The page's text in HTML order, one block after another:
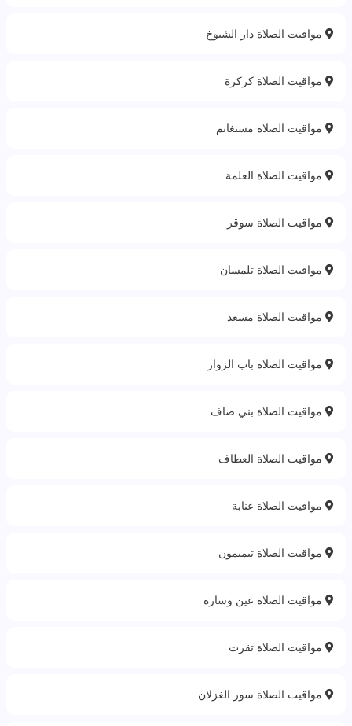
مواقيت الصلاة دار الشيوخ
مواقيت الصلاة كركرة
مواقيت الصلاة مستغانم
مواقيت الصلاة العلمة
مواقيت الصلاة سوقر
مواقيت الصلاة تلمسان
مواقيت الصلاة مسعد
مواقيت الصلاة باب الزوار
مواقيت الصلاة بني صاف
مواقيت الصلاة العطاف
مواقيت الصلاة عنابة
مواقيت الصلاة تيميمون
مواقيت الصلاة عين وسارة
مواقيت الصلاة تقرت
مواقيت الصلاة سور الغزلان